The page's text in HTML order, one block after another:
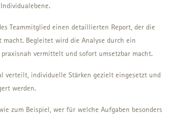
Teammitglied einen detaillierten Report, der die
Begleitet wird die Analyse durch ein
vermittelt und sofort umsetzbar macht.
verteilt, individuelle Stärken gezielt eingesetzt und
werden.
zum Beispiel, wer für welche Aufgaben besonders